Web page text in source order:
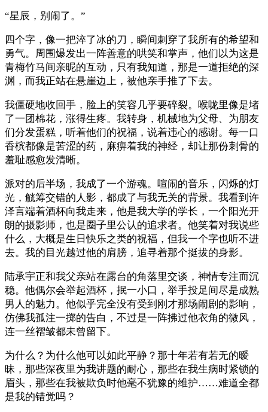
“星辰，别闹了。”
四个字，像一把淬了冰的刀，瞬间刺穿了我所有的希望和
勇气。周围爆发出一阵善意的哄笑和掌声，他们以为这是
青梅竹马间亲昵的互动，只有我知道，那是一道拒绝的深
渊，而我正站在悬崖边上，被他亲手推了下去。
我僵硬地收回手，脸上的笑容几乎要碎裂。喉咙里像是堵
了一团棉花，涨得生疼。我转身，机械地为父母、为朋友
们分发蛋糕，听着他们的祝福，说着违心的感谢。每一口
香槟都像是苦涩的药，麻痹着我的神经，却让那份刺骨的
羞耻感愈发清晰。
派对的后半场，我成了一个游魂。喧闹的音乐，闪烁的灯
光，觥筹交错的人影，都成了与我无关的背景。我看到许
泽言端着酒杯向我走来，他是我大学的学长，一个阳光开
朗的摄影师，也是圈子里公认的追求者。他笑着对我说些
什么，大概是生日快乐之类的祝福，但我一个字也听不进
去。我的目光越过他的肩膀，追寻着那个挺拔的身影。
陆承宇正和我父亲站在露台的角落里交谈，神情专注而沉
稳。他偶尔会举起酒杯，抿一小口，举手投足间尽是成熟
男人的魅力。他似乎完全没有受到刚才那场闹剧的影响，
仿佛我孤注一掷的告白，不过是一阵拂过他衣角的微风，
连一丝褶皱都未曾留下。
为什么？为什么他可以如此平静？那十年若有若无的暧
昧，那些深夜里为我讲题的耐心，那些在我生病时紧锁的
眉头，那些在我被欺负时他毫不犹豫的维护……难道全都
是我的错觉吗？